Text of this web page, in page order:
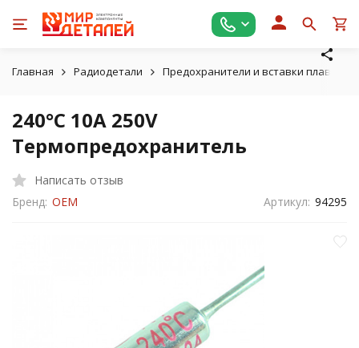
Главная Радиодетали Предохранители и вставки плавкие
240°C 10A 250V
Термопредохранитель
Написать отзыв
Бренд: OEM Артикул: 94295